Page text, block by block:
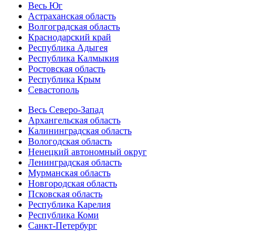
Весь Юг
Астраханская область
Волгоградская область
Краснодарский край
Республика Адыгея
Республика Калмыкия
Ростовская область
Республика Крым
Севастополь
Весь Северо-Запад
Архангельская область
Калининградская область
Вологодская область
Ненецкий автономный округ
Ленинградская область
Мурманская область
Новгородская область
Псковская область
Республика Карелия
Республика Коми
Санкт-Петербург